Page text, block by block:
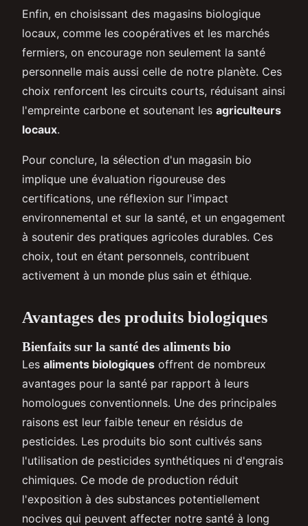
Enfin, en choisissant des magasins biologique
locaux, comme les coopératives et les marchés
fermiers, on encourage non seulement la santé
personnelle mais aussi celle de notre planète. Ces
choix renforcent les circuits courts, réduisant ainsi
l'empreinte carbone et soutenant les agriculteurs
locaux.
Pour conclure, la sélection d'un magasin bio
implique une évaluation rigoureuse des
certifications, une réflexion sur l'impact
environnemental et sur la santé, et un engagement
à soutenir des pratiques agricoles durables. Ces
choix, tout en étant personnels, contribuent
activement à un monde plus sain et éthique.
Avantages des produits biologiques
Bienfaits sur la santé des aliments bio
Les aliments biologiques offrent de nombreux
avantages pour la santé par rapport à leurs
homologues conventionnels. Une des principales
raisons est leur faible teneur en résidus de
pesticides. Les produits bio sont cultivés sans
l'utilisation de pesticides synthétiques ni d'engrais
chimiques. Ce mode de production réduit
l'exposition à des substances potentiellement
nocives qui peuvent affecter notre santé à long